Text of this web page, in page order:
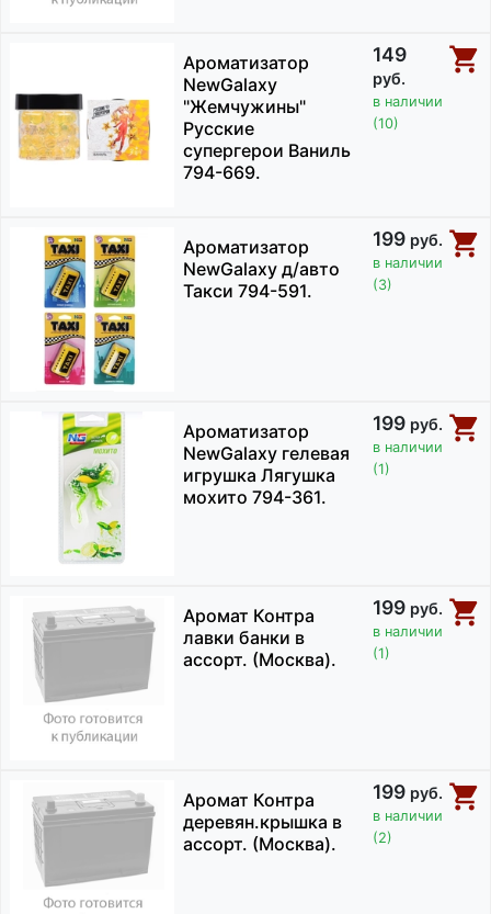
Ароматизатор
NewGalaxy
"Жемчужины"
Русские
супергерои Ваниль
794-669.
149
руб.
в наличии
(10)
Ароматизатор
NewGalaxy д/авто
Такси 794-591.
199 руб.
в наличии
(3)
Ароматизатор
NewGalaxy гелевая
игрушка Лягушка
мохито 794-361.
199 руб.
в наличии
(1)
Аромат Контра
лавки банки в
ассорт. (Москва).
199 руб.
в наличии
(1)
Аромат Контра
деревян.крышка в
ассорт. (Москва).
199 руб.
в наличии
(2)